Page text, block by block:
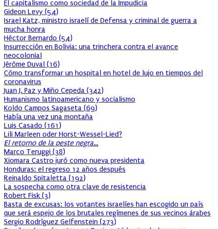
El capitalismo como sociedad de la Impudicia
Gideon Levy (54)
Israel Katz, ministro israelí de Defensa y criminal de guerra a
mucha honra
Héctor Bernardo (54)
Insurrección en Bolivia: una trinchera contra el avance
neocolonial
Jérôme Duval (16)
Cómo transformar un hospital en hotel de lujo en tiempos del
coronavirus
Juan J. Paz y Miño Cepeda (342)
Humanismo latinoamericano y socialismo
Koldo Campos Sagaseta (69)
Había una vez una montaña
Luis Casado (161)
Lili Marleen oder Horst-Wessel-Lied?
El retorno de la peste negra…
Marco Teruggi (38)
Xiomara Castro juró como nueva presidenta
Honduras: el regreso 12 años después
Reinaldo Spitaletta (192)
La sospecha como otra clave de resistencia
Robert Fisk (3)
Basta de excusas: los votantes israelíes han escogido un país
que será espejo de los brutales regímenes de sus vecinos árabes
Sergio Rodríguez Gelfenstein (273)